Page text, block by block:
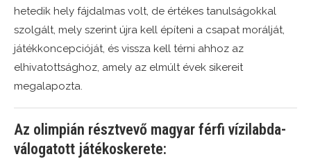
hetedik hely fájdalmas volt, de értékes tanulságokkal
szolgált, mely szerint újra kell építeni a csapat morálját,
játékkoncepcióját, és vissza kell térni ahhoz az
elhivatottsághoz, amely az elmúlt évek sikereit
megalapozta.
Az olimpián résztvevő magyar férfi vízilabda-
válogatott játékoskerete: